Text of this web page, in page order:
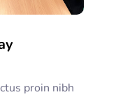
proin nibh